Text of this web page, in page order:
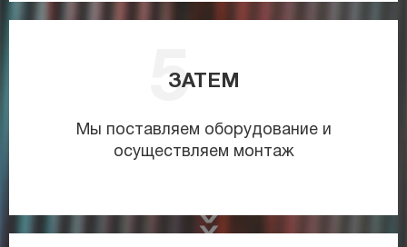
ЗАТЕМ
Мы поставляем оборудование и
осуществляем монтаж